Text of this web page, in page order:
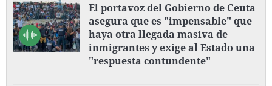
El portavoz del Gobierno de Ceuta
asegura que es "impensable" que
haya otra llegada masiva de
inmigrantes y exige al Estado una
"respuesta contundente"